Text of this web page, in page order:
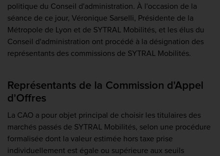
politique du Conseil d'administration. À l'occasion de la
séance de ce jour, Véronique Sarselli, Présidente de la
Métropole de Lyon et de SYTRAL Mobilités, et les élus du
Conseil d'administration ont procédé à la désignation des
représentants des commissions de SYTRAL Mobilités.
Représentants de la Commission d'Appel
d'Offres
La CAO a pour objet principal de choisir les titulaires des
marchés passés de SYTRAL Mobilités, selon une procédure
formalisée dont la valeur estimée hors taxe prise
individuellement est égale ou supérieure aux seuils